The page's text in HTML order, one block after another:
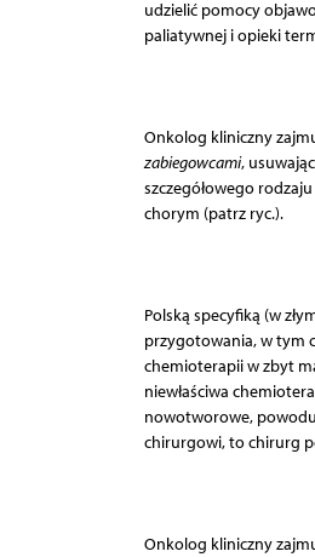
udzielić pomocy
paliatywnej i opieki
Onkolog kliniczny
zabiegowcami,
szczegółowego
chorym (patrz ryc.).
Polską specyfiką (w
przygotowania, w tym
chemioterapii w zbyt
niewłaściwa
nowotworowe,
chirurgowi, to chirurg
Onkolog kliniczny